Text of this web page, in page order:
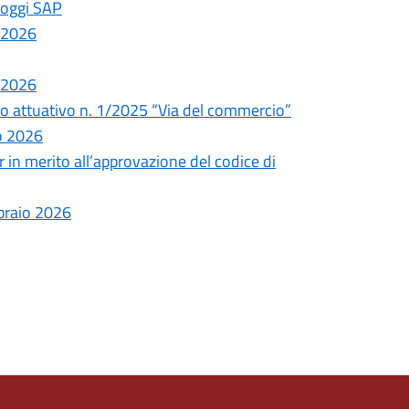
SAP
attuativo n. 1/2025 “Via del commercio”
2026
merito all’approvazione del codice di
2026